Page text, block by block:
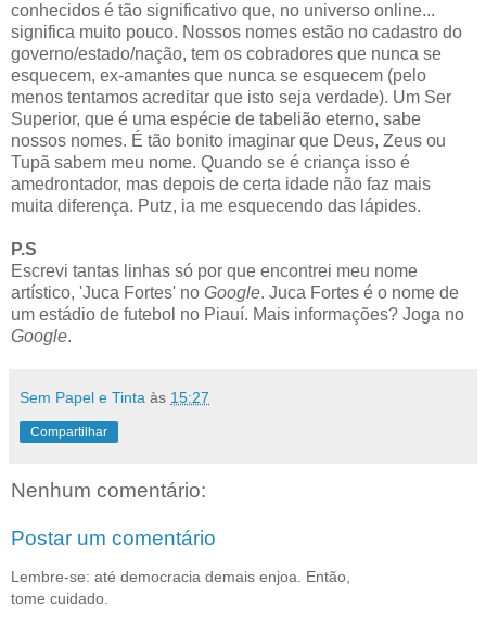
conhecidos é tão significativo que, no universo online...
significa muito pouco. Nossos nomes estão no cadastro do
governo/estado/nação, tem os cobradores que nunca se
esquecem, ex-amantes que nunca se esquecem (pelo
menos tentamos acreditar que isto seja verdade). Um Ser
Superior, que é uma espécie de tabelião eterno, sabe
nossos nomes. É tão bonito imaginar que Deus, Zeus ou
Tupã sabem meu nome. Quando se é criança isso é
amedrontador, mas depois de certa idade não faz mais
muita diferença. Putz, ia me esquecendo das lápides.
P.S
Escrevi tantas linhas só por que encontrei meu nome
artístico, 'Juca Fortes' no Google. Juca Fortes é o nome de
um estádio de futebol no Piauí. Mais informações? Joga no
Google.
Sem Papel e Tinta às 15:27
Compartilhar
Nenhum comentário:
Postar um comentário
Lembre-se: até democracia demais enjoa. Então,
tome cuidado.